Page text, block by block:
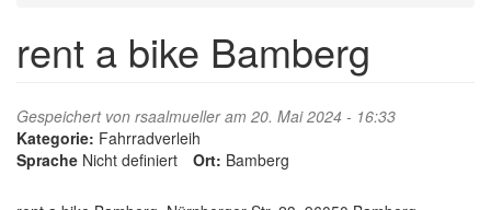
rent a bike Bamberg
Gespeichert von rsaalmuelleram 20. Mai 2024 - 16:33
Kategorie: Fahrradverleih
Sprache Nicht definiert Ort: Bamberg